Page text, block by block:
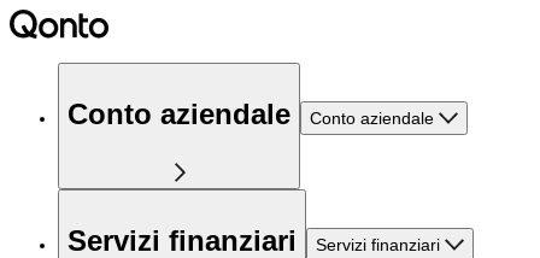
Conto aziendale Conto aziendale
Servizi finanziari Servizi finanziari